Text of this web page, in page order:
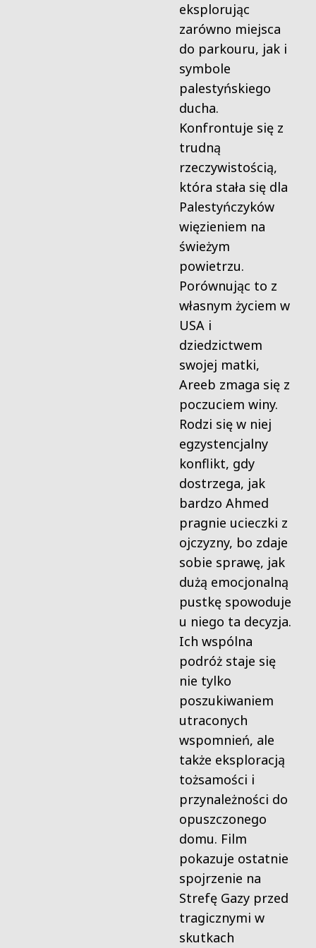
eksplorując
zarówno miejsca
do parkouru, jak i
symbole
palestyńskiego
ducha.
Konfrontuje się z
trudną
rzeczywistością,
która stała się dla
Palestyńczyków
więzieniem na
świeżym
powietrzu.
Porównując to z
własnym życiem w
USA i
dziedzictwem
swojej matki,
Areeb zmaga się z
poczuciem winy.
Rodzi się w niej
egzystencjalny
konflikt, gdy
dostrzega, jak
bardzo Ahmed
pragnie ucieczki z
ojczyzny, bo zdaje
sobie sprawę, jak
dużą emocjonalną
pustkę spowoduje
u niego ta decyzja.
Ich wspólna
podróż staje się
nie tylko
poszukiwaniem
utraconych
wspomnień, ale
także eksploracją
tożsamości i
przynależności do
opuszczonego
domu. Film
pokazuje ostatnie
spojrzenie na
Strefę Gazy przed
tragicznymi w
skutkach